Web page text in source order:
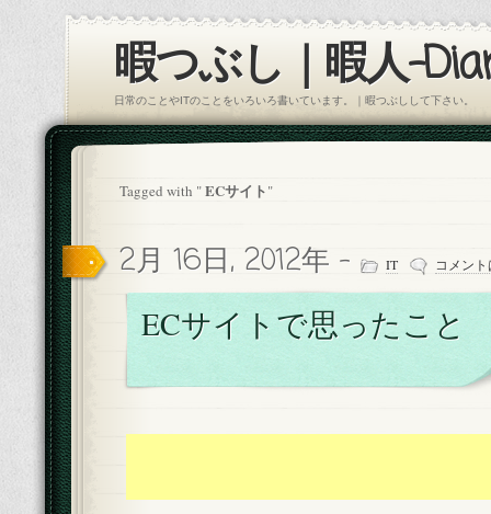
暇つぶし｜暇人-
日常のことやITのことをいろいろ書いています。｜暇つぶしして下さい。
Tagged with "ECサイト"
2月 16日, 2012年 - IT コメン
ECサイトで思ったこと